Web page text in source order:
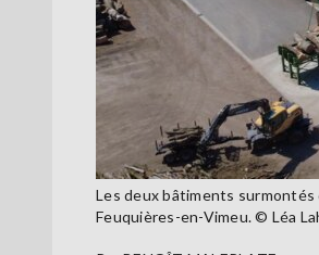
Les deux bâtiments
Feuquières-en-Vimeu. © Léa